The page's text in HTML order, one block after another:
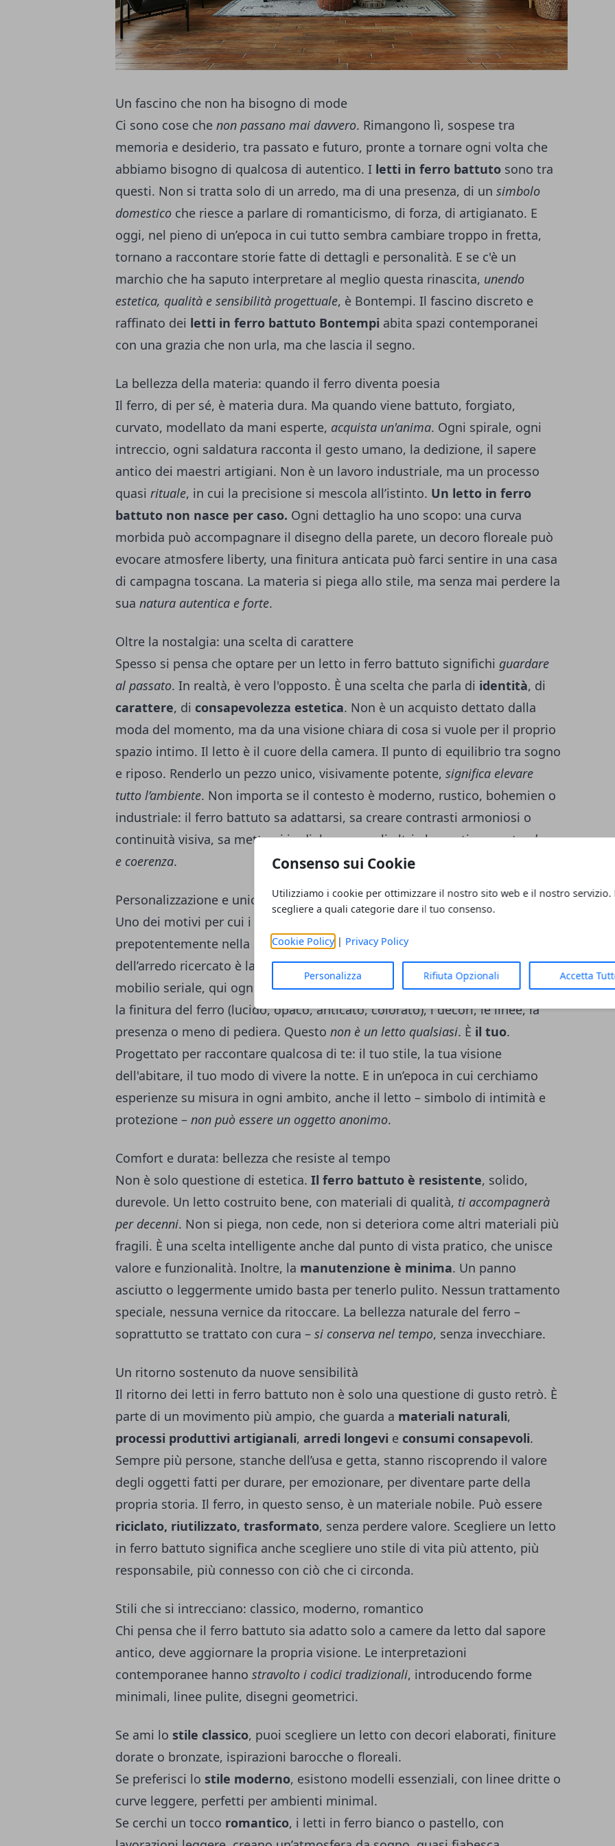
Consenso sui Cookie
Utilizziamo i cookie per ottimizzare il nostro sito web e il nostro servizio.
scegliere a quali categorie dare il tuo consenso.
Cookie Policy| Privacy Policy
Personalizza Rifiuta Opzionali Accetta
Un fascino che non ha bisogno di mode
Ci sono cose che non passano mai davvero. Rimangono lì, sospese tra
memoria e desiderio, tra passato e futuro, pronte a tornare ogni volta che
abbiamo bisogno di qualcosa di autentico. I letti in ferro battuto sono tra
questi. Non si tratta solo di un arredo, ma di una presenza, di un simbolo
domestico che riesce a parlare di romanticismo, di forza, di artigianato. E
oggi, nel pieno di un’epoca in cui tutto sembra cambiare troppo in fretta,
tornano a raccontare storie fatte di dettagli e personalità. E se c'è un
marchio che ha saputo interpretare al meglio questa rinascita, unendo
estetica, qualità e sensibilità progettuale, è Bontempi. Il fascino discreto e
raffinato dei letti in ferro battuto Bontempi abita spazi contemporanei
con una grazia che non urla, ma che lascia il segno.
La bellezza della materia: quando il ferro diventa poesia
Il ferro, di per sé, è materia dura. Ma quando viene battuto, forgiato,
curvato, modellato da mani esperte, acquista un'anima. Ogni spirale, ogni
intreccio, ogni saldatura racconta il gesto umano, la dedizione, il sapere
antico dei maestri artigiani. Non è un lavoro industriale, ma un processo
quasi rituale, in cui la precisione si mescola all’istinto. Un letto in ferro
battuto non nasce per caso. Ogni dettaglio ha uno scopo: una curva
morbida può accompagnare il disegno della parete, un decoro floreale può
evocare atmosfere liberty, una finitura anticata può farci sentire in una casa
di campagna toscana. La materia si piega allo stile, ma senza mai perdere la
sua natura autentica e forte.
Oltre la nostalgia: una scelta di carattere
Spesso si pensa che optare per un letto in ferro battuto significhi guardare
al passato. In realtà, è vero l'opposto. È una scelta che parla di identità, di
carattere, di consapevolezza estetica. Non è un acquisto dettato dalla
moda del momento, ma da una visione chiara di cosa si vuole per il proprio
spazio intimo. Il letto è il cuore della camera. Il punto di equilibrio tra sogno
e riposo. Renderlo un pezzo unico, visivamente potente, significa elevare
tutto l’ambiente. Non importa se il contesto è moderno, rustico, bohemien o
industriale: il ferro battuto sa adattarsi, sa creare contrasti armoniosi o
continuità visiva, sa mettersi in dialogo con gli altri elementi connaturalezza
e coerenza.
Personalizzazione e unicità: ogni letto racconta te
Uno dei motivi per cui i letti in ferro battuto stanno tornando così
prepotentemente nella scelta degli interior designer e degli amanti
dell’arredo ricercato è la
possibilità di personalizzazione. A differenza del
mobilio seriale, qui ogni dettaglio può essere scelto: la forma della testiera,
la finitura del ferro (lucido, opaco, anticato, colorato), i decori, le linee, la
presenza o meno di pediera. Questo non è un letto qualsiasi. È il tuo.
Progettato per raccontare qualcosa di te: il tuo stile, la tua visione
dell'abitare, il tuo modo di vivere la notte. E in un’epoca in cui cerchiamo
esperienze su misura in ogni ambito, anche il letto – simbolo di intimità e
protezione – non può essere un oggetto anonimo.
Comfort e durata: bellezza che resiste al tempo
Non è solo questione di estetica. Il ferro battuto è resistente, solido,
durevole. Un letto costruito bene, con materiali di qualità, ti accompagnerà
per decenni. Non si piega, non cede, non si deteriora come altri materiali più
fragili. È una scelta intelligente anche dal punto di vista pratico, che unisce
valore e funzionalità. Inoltre, la manutenzione è minima. Un panno
asciutto o leggermente umido basta per tenerlo pulito. Nessun trattamento
speciale, nessuna vernice da ritoccare. La bellezza naturale del ferro –
soprattutto se trattato con cura – si conserva nel tempo, senza invecchiare.
Un ritorno sostenuto da nuove sensibilità
Il ritorno dei letti in ferro battuto non è solo una questione di gusto retrò. È
parte di un movimento più ampio, che guarda a materiali naturali,
processi produttivi artigianali, arredi longevi e consumi consapevoli.
Sempre più persone, stanche dell’usa e getta, stanno riscoprendo il valore
degli oggetti fatti per durare, per emozionare, per diventare parte della
propria storia. Il ferro, in questo senso, è un materiale nobile. Può essere
riciclato, riutilizzato, trasformato, senza perdere valore. Scegliere un letto
in ferro battuto significa anche scegliere uno stile di vita più attento, più
responsabile, più connesso con ciò che ci circonda.
Stili che si intrecciano: classico, moderno, romantico
Chi pensa che il ferro battuto sia adatto solo a camere da letto dal sapore
antico, deve aggiornare la propria visione. Le interpretazioni
contemporanee hanno stravolto i codici tradizionali, introducendo forme
minimali, linee pulite, disegni geometrici.
Se ami lo stile classico, puoi scegliere un letto con decori elaborati, finiture
dorate o bronzate, ispirazioni barocche o floreali.
Se preferisci lo stile moderno, esistono modelli essenziali, con linee dritte o
curve leggere, perfetti per ambienti minimal.
Se cerchi un tocco romantico, i letti in ferro bianco o pastello, con